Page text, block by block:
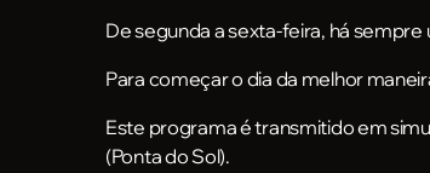
De segunda a sexta-feira, há
Para começar o dia da melhor
Este programa é transmitido em
(Ponta do Sol).